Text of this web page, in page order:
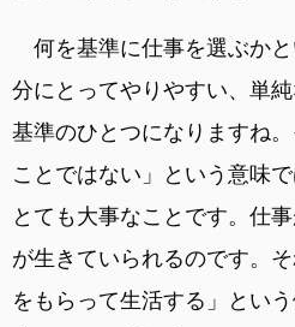
何を基準に仕事を選ぶか
分にとってやりやすい、単
基準のひとつになりますね
ことではない」という意味
とても大事なことです。仕
が生きていられるのです。
をもらって生活する」とい